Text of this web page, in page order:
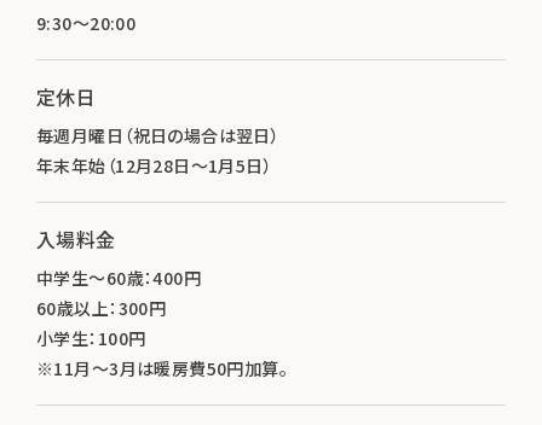
9:30～20:00
定休日
毎週月曜日（祝日の場合は翌日）
年末年始（12月28日～1月5日）
入場料金
中学生～60歳：400円
60歳以上：300円
小学生：100円
※11月～3月は暖房費50円加算。